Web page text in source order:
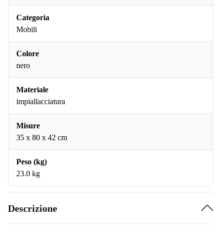
Categoria
Mobili
Colore
nero
Materiale
impiallacciatura
Misure
35 x 80 x 42 cm
Peso (kg)
23.0 kg
Descrizione